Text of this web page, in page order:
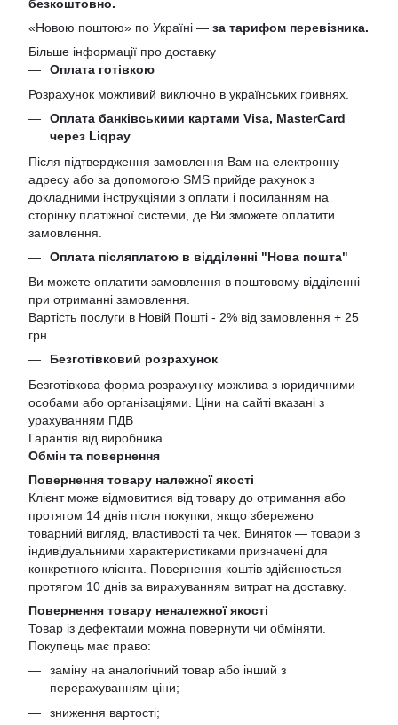
безкоштовно.
«Новою поштою» по Україні — за тарифом перевізника.
Більше інформації про доставку
Оплата готівкою
Розрахунок можливий виключно в українських гривнях.
Оплата банківськими картами Visa, MasterCard
через Liqpay
Після підтвердження замовлення Вам на електронну
адресу або за допомогою SMS прийде рахунок з
докладними інструкціями з оплати і посиланням на
сторінку платіжної системи, де Ви зможете оплатити
замовлення.
Оплата післяплатою в відділенні "Нова пошта"
Ви можете оплатити замовлення в поштовому відділенні
при отриманні замовлення.
Вартість послуги в Новій Пошті - 2% від замовлення + 25
грн
Безготівковий розрахунок
Безготівкова форма розрахунку можлива з юридичними
особами або організаціями. Ціни на сайті вказані з
урахуванням ПДВ
Гарантія від виробника
Обмін та повернення
Повернення товару належної якості
Клієнт може відмовитися від товару до отримання або
протягом 14 днів після покупки, якщо збережено
товарний вигляд, властивості та чек. Виняток — товари з
індивідуальними характеристиками призначені для
конкретного клієнта. Повернення коштів здійснюється
протягом 10 днів за вирахуванням витрат на доставку.
Повернення товару неналежної якості
Товар із дефектами можна повернути чи обміняти.
Покупець має право:
заміну на аналогічний товар або інший з
перерахуванням ціни;
зниження вартості;